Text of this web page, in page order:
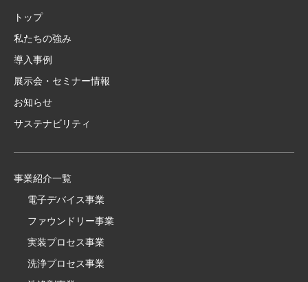
トップ
私たちの強み
導入事例
展示会・セミナー情報
お知らせ
サステナビリティ
事業紹介一覧
電子デバイス事業
ファウンドリー事業
実装プロセス事業
洗浄プロセス事業